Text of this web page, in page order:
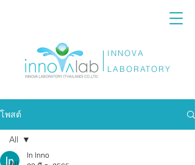
INNOVA
LABORATORY
โพสต์
All
ln lnno